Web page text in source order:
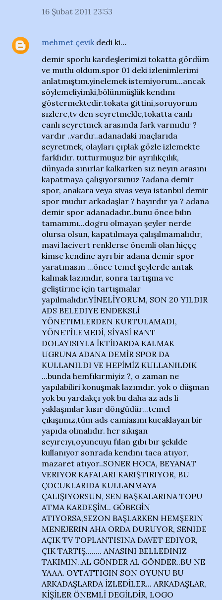
16 Şubat 2011 23:53
mehmet çevik dedi ki…
demir sporlu kardeşlerimizi tokatta gördüm
ve mutlu oldum.spor 01 deki izlenimlerimi
anlatmıştım.yinelemek istemiyorum...ancak
söylemeliyimki,bölünmüşlük kendını
göstermektedir.tokata gittini,soruyorum
sızlere,tv den seyretmekle,tokatta canlı
canlı seyretmek arasında fark varmıdır ?
vardır ..vardır..adanadaki maçlarıda
seyretmek, olayları çıplak gözle izlemekte
farklıdır. tutturmuşuz bir ayrılıkçılık,
dünyada sınırlar kalkarken sız neyın arasını
kapatmaya çalışıyorsunuz ?adana demir
spor, anakara veya sivas veya istanbul demir
spor mudur arkadaşlar ? hayırdır ya ? adana
demir spor adanadadır..bunu önce bılın
tamammı...dogru olmayan şeyler nerde
olursa olsun, kapatılmaya çalışılmamalıdır,
mavi lacivert renklerse önemli olan hiççç
kimse kendine ayrı bir adana demir spor
yaratmasın ...önce temel şeylerde antak
kalmak lazımdır, sonra tartışma ve
geliştirme için tartışmalar
yapılmalıdır.YİNELİYORUM, SON 20 YILDIR
ADS BELEDIYE ENDEKSLİ
YÖNETIMLERDEN KURTULAMADI,
YÖNETİLEMEDİ, SİYASİ RANT
DOLAYISIYLA İKTİDARDA KALMAK
UGRUNA ADANA DEMİR SPOR DA
KULLANILDI VE HEPİMİZ KULLANILDIK
...bunda hemfıkırmiyiz ?, o zaman ne
yapılabiliri konuşmak lazımdır. yok o düşman
yok bu yardakçı yok bu daha az ads li
yaklaşımlar kısır döngüdür...temel
çıkışımız,tüm ads camiasını kucaklayan bir
yapıda olmalıdır. her sıkışan
seyırcıyı,oyuncuyu fılan gıbı bır şekılde
kullanıyor sonrada kendını taca atıyor,
mazaret atıyor..SONER HOCA, BEYANAT
VERIYOR KAFALARI KARIŞTIRIYOR, BU
ÇOCUKLARIDA KULLANMAYA
ÇALIŞIYORSUN, SEN BAŞKALARINA TOPU
ATMA KARDEŞİM.. GÖBEGİN
ATIYORSA,SEZON BAŞLARKEN HEMŞERIN
MENEJERIN AHA ORDA DURUYOR, SENIDE
AÇIK TV TOPLANTISINA DAVET EDIYOR,
ÇIK TARTIŞ........ ANASINI BELLEDINIZ
TAKIMIN..AL GÖNDER AL GÖNDER..BU NE
YAAA. OYTATTIGIN SON OYUNU BU
ARKADAŞLARDA İZLEDİLER... ARKADAŞLAR,
KİŞİLER ÖNEMLİ DEGİLDİR, LOGO